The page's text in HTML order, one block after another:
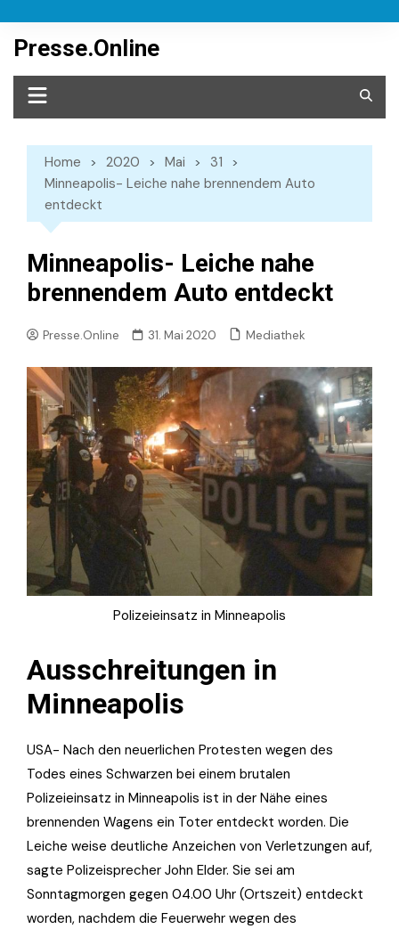
content
Presse.Online
Home 2020 Mai
31
Minneapolis- Leiche nahe brennendem Auto
entdeckt
Minneapolis- Leiche nahe
brennendem Auto entdeckt
Presse.Online 31. Mai 2020 Mediathek
Polizeieinsatz in Minneapolis
Ausschreitungen in
Minneapolis
USA- Nach den neuerlichen Protesten wegen des
Todes eines Schwarzen bei einem brutalen
Polizeieinsatz in Minneapolis ist in der Nähe eines
brennenden Wagens ein Toter entdeckt worden. Die
Leiche weise deutliche Anzeichen von Verletzungen auf,
sagte Polizeisprecher John Elder. Sie sei am
Sonntagmorgen gegen 04.00 Uhr (Ortszeit) entdeckt
worden, nachdem die Feuerwehr wegen des